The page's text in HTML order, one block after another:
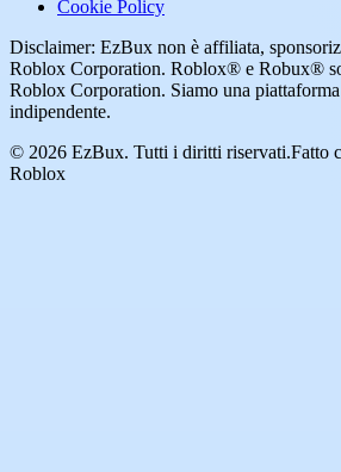
Cookie Policy
Disclaimer: EzBux non è affiliata,
Roblox Corporation. Roblox® e Robux®
Roblox Corporation. Siamo una
indipendente.
© 2026 EzBux. Tutti i diritti riservati.Fatto
Roblox